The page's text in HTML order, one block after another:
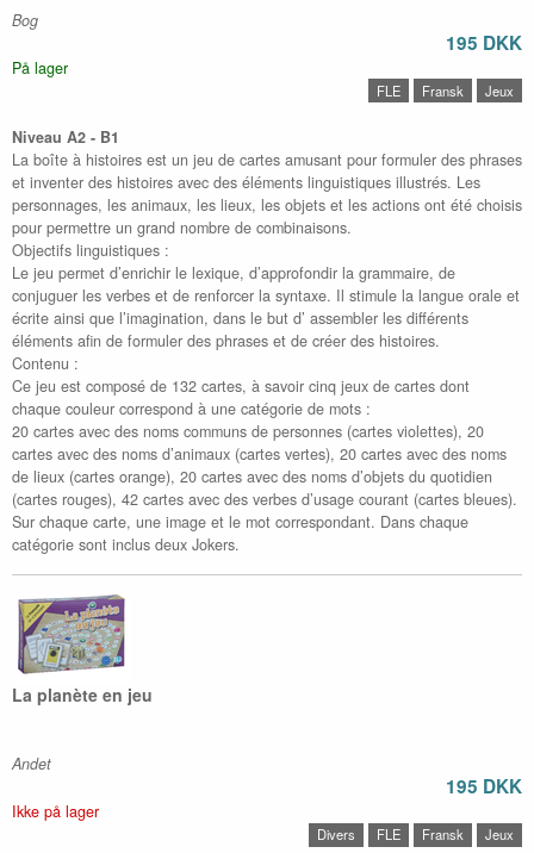
Bog
195 DKK
På lager
FLE Fransk Jeux
Niveau A2 - B1
La boîte à histoires est un jeu de cartes amusant pour formuler des phrases
et inventer des histoires avec des éléments linguistiques illustrés. Les
personnages, les animaux, les lieux, les objets et les actions ont été choisis
pour permettre un grand nombre de combinaisons.
Objectifs linguistiques :
Le jeu permet d’enrichir le lexique, d’approfondir la grammaire, de
conjuguer les verbes et de renforcer la syntaxe. Il stimule la langue orale et
écrite ainsi que l’imagination, dans le but d’ assembler les différents
éléments afin de formuler des phrases et de créer des histoires.
Contenu :
Ce jeu est composé de 132 cartes, à savoir cinq jeux de cartes dont
chaque couleur correspond à une catégorie de mots :
20 cartes avec des noms communs de personnes (cartes violettes), 20
cartes avec des noms d’animaux (cartes vertes), 20 cartes avec des noms
de lieux (cartes orange), 20 cartes avec des noms d’objets du quotidien
(cartes rouges), 42 cartes avec des verbes d’usage courant (cartes bleues).
Sur chaque carte, une image et le mot correspondant. Dans chaque
catégorie sont inclus deux Jokers.
La planète en jeu
Andet
195 DKK
Ikke på lager
Divers FLE Fransk Jeux